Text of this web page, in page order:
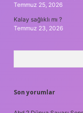
Temmuz 25, 2026
Kalay sağlıklı mı ?
Temmuz 23, 2026
Son yorumlar